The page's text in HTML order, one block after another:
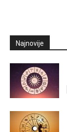
Najnovije